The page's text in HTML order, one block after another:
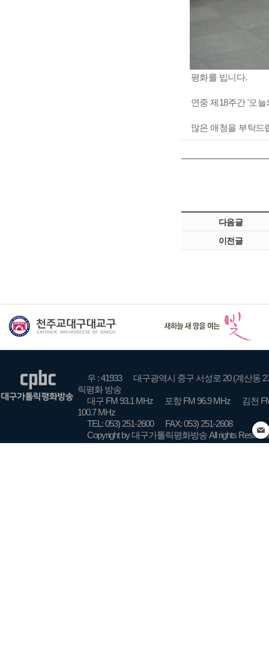
평화를 빕니다.
연중 제18주간 '오
많은 애청을 부탁드
다음글
이전글
우 : 41933
대구광역시 중구 서성로 20 (계산동 2
릭평화 방송
대구 FM 93.1 MHz
포항 FM 96.9 MHz
김천
100.7 MHz
TEL: 053) 251-2600
FAX: 053) 251-2608
Copyright by 대구가톨릭평화방송 All rights